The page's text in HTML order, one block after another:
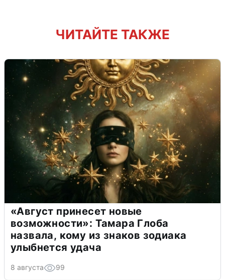
ЧИТАЙТЕ ТАКЖЕ
«Август принесет новые
возможности»: Тамара Глоба
назвала, кому из знаков зодиака
улыбнется удача
8 августа 99